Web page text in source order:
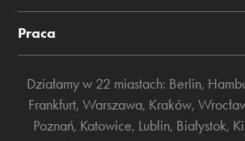
Praca
Działamy w 22 miastach: Berlin,
Frankfurt, Warszawa, Kraków,
Poznań, Katowice, Lublin, Białystok,